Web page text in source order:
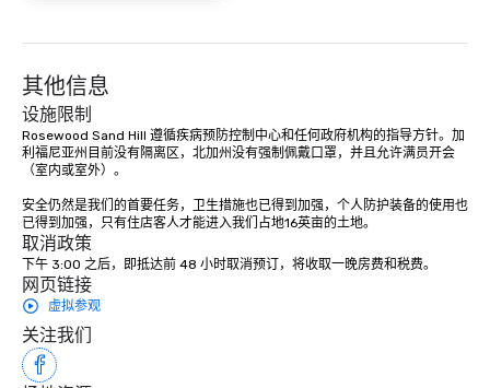
其他信息
设施限制
Rosewood Sand Hill 遵循疾病预防控制中心和任何政府机构的指导方针。加
利福尼亚州目前没有隔离区，北加州没有强制佩戴口罩，并且允许满员开会
（室内或室外）。
安全仍然是我们的首要任务，卫生措施也已得到加强，个人防护装备的使用也
已得到加强，只有住店客人才能进入我们占地16英亩的土地。
取消政策
下午 3:00 之后，即抵达前 48 小时取消预订，将收取一晚房费和税费。
网页链接
虚拟参观
关注我们